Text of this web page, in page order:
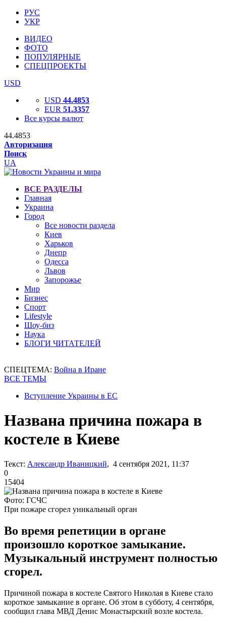
РУС
УКР
ВИДЕО
ФОТО
ПОПУЛЯРНЫЕ
СПЕЦПРОЕКТЫ
USD
USD 44.4853
EUR 51.3357
Все курсы валют
44.4853
Авторизация
Поиск
UA
ВСЕ РАЗДЕЛЫ
Главная
Украина
Город
Все новости раздела
Киев
Харьков
Днепр
Одесса
Львов
Запорожье
Мир
Бизнес
Спорт
Lifestyle
Шоу-биз
Наука
БЛОГИ ЧИТАТЕЛЕЙ
СПЕЦТЕМА: Война в Иране
ВСЕ ТЕМЫ
Вступление Украины в ЕС
Названа причина пожара в
костеле в Киеве
Текст: Александр Иваницкий, 4 сентября 2021, 11:37
0
15404
Фото: ГСЧС
При пожаре сгорел уникальный орган
Во время репетиции в органе
произошло короткое замыкание.
Музыкальный инструмент полностью
сгорел.
Причиной пожара в костеле Святого Николая в Киеве стало
короткое замыкание в органе. Об этом в субботу, 4 сентября,
сообщил глава МВД Денис Монастырский возле костела.